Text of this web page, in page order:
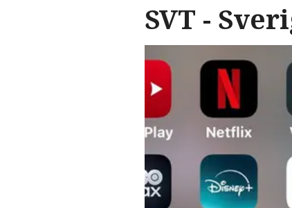
SVT -